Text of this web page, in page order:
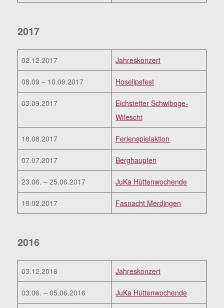
2017
02.12.2017 Jahreskonzert
08.09 – 10.09.2017 Hoselipsfest
03.09.2017
Eichstetter Schwiboge-
Wifescht
18.08.2017 Ferienspielaktion
07.07.2017 Berghaupten
23.06. – 25.06.2017 JuKa Hüttenwochende
19.02.2017 Fasnacht Merdingen
2016
03.12.2016 Jahreskonzert
03.06. – 05.06.2016 JuKa Hüttenwochende